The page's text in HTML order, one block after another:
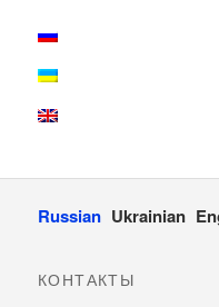
Russian Ukrainian
КОНТАКТЫ